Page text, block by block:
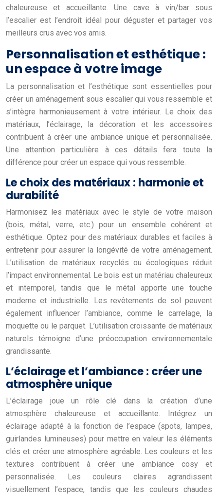
chaleureuse et accueillante. Une cave à vin/bar sous
l’escalier est l’endroit idéal pour déguster et partager vos
meilleurs crus avec vos amis.
Personnalisation et esthétique :
un espace à votre image
La personnalisation et l’esthétique sont essentielles pour
créer un aménagement sous escalier qui vous ressemble et
s’intègre harmonieusement à votre intérieur. Le choix des
matériaux, l’éclairage, la décoration et les accessoires
contribuent à créer une ambiance unique et personnalisée.
Une attention particulière à ces détails fera toute la
différence pour créer un espace qui vous ressemble.
Le choix des matériaux : harmonie et
durabilité
Harmonisez les matériaux avec le style de votre maison
(bois, métal, verre, etc.) pour un ensemble cohérent et
esthétique. Optez pour des matériaux durables et faciles à
entretenir pour assurer la longévité de votre aménagement.
L’utilisation de matériaux recyclés ou écologiques réduit
l’impact environnemental. Le bois est un matériau chaleureux
et intemporel, tandis que le métal apporte une touche
moderne et industrielle. Les revêtements de sol peuvent
également influencer l’ambiance, comme le carrelage, la
moquette ou le parquet. L’utilisation croissante de matériaux
naturels témoigne d’une préoccupation environnementale
grandissante.
L’éclairage et l’ambiance : créer une
atmosphère unique
L’éclairage joue un rôle clé dans la création d’une
atmosphère chaleureuse et accueillante. Intégrez un
éclairage adapté à la fonction de l’espace (spots, lampes,
guirlandes lumineuses) pour mettre en valeur les éléments
clés et créer une atmosphère agréable. Les couleurs et les
textures contribuent à créer une ambiance cosy et
personnalisée. Les couleurs claires agrandissent
visuellement l’espace, tandis que les couleurs chaudes